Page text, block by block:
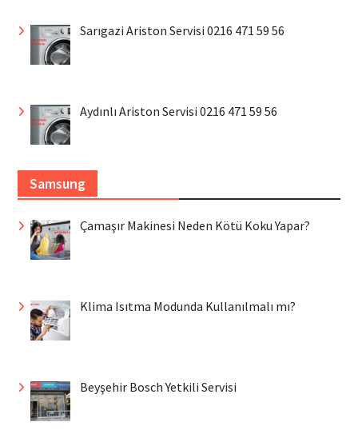
Sarıgazi Ariston Servisi 0216 471 59 56
Aydınlı Ariston Servisi 0216 471 59 56
Samsung
Çamaşır Makinesi Neden Kötü Koku Yapar?
Klima Isıtma Modunda Kullanılmalı mı?
Beyşehir Bosch Yetkili Servisi